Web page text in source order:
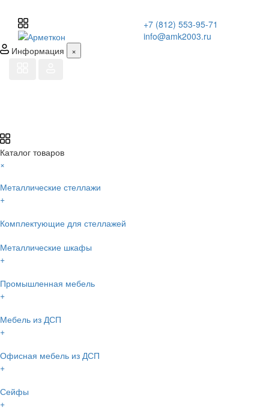
+7 (812) 553-95-71
info@amk2003.ru
Информация
×
Каталог товаров
×
Металлические стеллажи
+
Комплектующие для стеллажей
Металлические шкафы
+
Промышленная мебель
+
Мебель из ДСП
+
Офисная мебель из ДСП
+
Сейфы
+